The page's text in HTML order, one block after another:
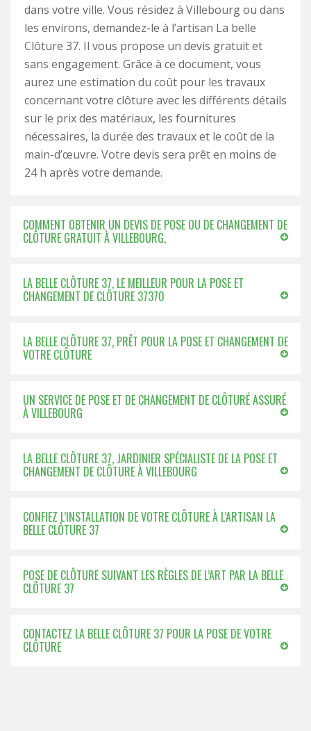
dans votre ville. Vous résidez à Villebourg ou dans
les environs, demandez-le à l’artisan La belle
Clôture 37. Il vous propose un devis gratuit et
sans engagement. Grâce à ce document, vous
aurez une estimation du coût pour les travaux
concernant votre clôture avec les différents détails
sur le prix des matériaux, les fournitures
nécessaires, la durée des travaux et le coût de la
main-d’œuvre. Votre devis sera prêt en moins de
24 h après votre demande.
COMMENT OBTENIR UN DEVIS DE POSE OU DE CHANGEMENT DE
CLÔTURE GRATUIT À VILLEBOURG,
LA BELLE CLÔTURE 37, LE MEILLEUR POUR LA POSE ET
CHANGEMENT DE CLÔTURE 37370
LA BELLE CLÔTURE 37, PRÊT POUR LA POSE ET CHANGEMENT DE
VOTRE CLÔTURE
UN SERVICE DE POSE ET DE CHANGEMENT DE CLÔTURÉ ASSURÉ
À VILLEBOURG
LA BELLE CLÔTURE 37, JARDINIER SPÉCIALISTE DE LA POSE ET
CHANGEMENT DE CLÔTURE À VILLEBOURG
CONFIEZ L’INSTALLATION DE VOTRE CLÔTURE À L’ARTISAN LA
BELLE CLÔTURE 37
POSE DE CLÔTURE SUIVANT LES RÈGLES DE L’ART PAR LA BELLE
CLÔTURE 37
CONTACTEZ LA BELLE CLÔTURE 37 POUR LA POSE DE VOTRE
CLÔTURE